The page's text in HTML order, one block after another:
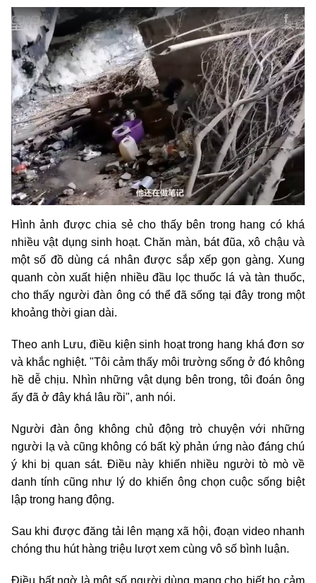
Hình ảnh được chia sẻ cho thấy bên trong hang có khá
nhiều vật dụng sinh hoạt. Chăn màn, bát đũa, xô chậu và
một số đồ dùng cá nhân được sắp xếp gọn gàng. Xung
quanh còn xuất hiện nhiều đầu lọc thuốc lá và tàn thuốc,
cho thấy người đàn ông có thể đã sống tại đây trong một
khoảng thời gian dài.
Theo anh Lưu, điều kiện sinh hoạt trong hang khá đơn sơ
và khắc nghiệt. "Tôi cảm thấy môi trường sống ở đó không
hề dễ chịu. Nhìn những vật dụng bên trong, tôi đoán ông
ấy đã ở đây khá lâu rồi", anh nói.
Người đàn ông không chủ động trò chuyện với những
người lạ và cũng không có bất kỳ phản ứng nào đáng chú
ý khi bị quan sát. Điều này khiến nhiều người tò mò về
danh tính cũng như lý do khiến ông chọn cuộc sống biệt
lập trong hang động.
Sau khi được đăng tải lên mạng xã hội, đoạn video nhanh
chóng thu hút hàng triệu lượt xem cùng vô số bình luận.